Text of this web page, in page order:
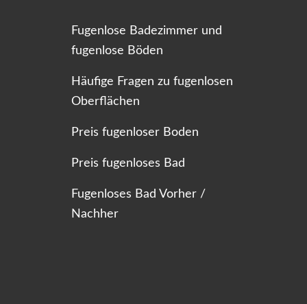
Fugenlose Badezimmer und
fugenlose Böden
Häufige Fragen zu fugenlosen
Oberflächen
Preis fugenloser Boden
Preis fugenloses Bad
Fugenloses Bad Vorher /
Nachher